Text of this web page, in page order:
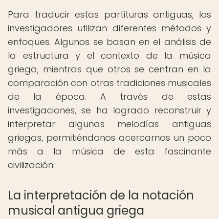
Para traducir estas partituras antiguas, los
investigadores utilizan diferentes métodos y
enfoques. Algunos se basan en el análisis de
la estructura y el contexto de la música
griega, mientras que otros se centran en la
comparación con otras tradiciones musicales
de la época. A través de estas
investigaciones, se ha logrado reconstruir y
interpretar algunas melodías antiguas
griegas, permitiéndonos acercarnos un poco
más a la música de esta fascinante
civilización.
La interpretación de la notación
musical antigua griega